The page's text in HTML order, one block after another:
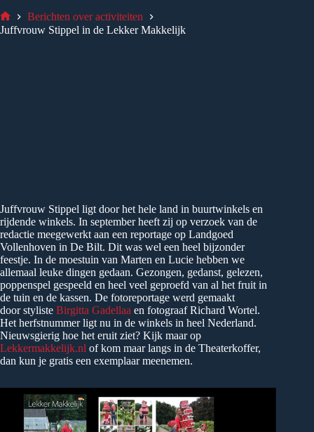
Home
Berichten over activiteiten
Juffvrouw Stippel in de Lekker Makkelijk
Juffvrouw Stippel ligt door het hele land in buurtwinkels en
rijdende winkels. In september heeft zij op verzoek van de
redactie meegewerkt aan een reportage op Landgoed
Vollenhoven in De Bilt. Dit was wel een heel bijzonder
feestje. In de moestuin van Marten en Lucie hebben we
allemaal leuke dingen gedaan. Gezongen, gedanst, gelezen,
poppenspel gespeeld en heel veel geproefd van al het fruit in
de tuin en de kassen. De fotoreportage werd gemaakt
door styliste Birgitta Gadellaa en fotograaf Richard Wortel.
Het herfstnummer ligt nu in de winkels in heel Nederland.
Nieuwsgierig hoe het eruit ziet? Kijk maar op
Lekkermakkelijk.nl of kom maar langs in de Theaterkoffer,
dan kun je gratis een exemplaar meenemen.